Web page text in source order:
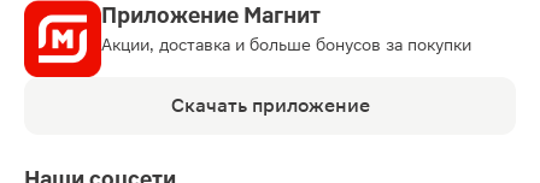
Приложение Магнит
Акции, доставка и больше бонусов за покупки
Скачать приложение